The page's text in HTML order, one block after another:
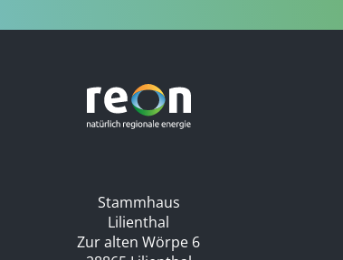
Stammhaus
Lilienthal
Zur alten Wörpe 6